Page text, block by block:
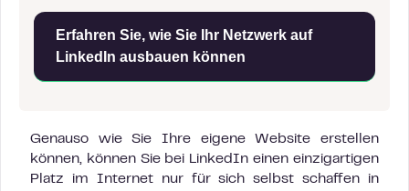
Erfahren Sie, wie Sie Ihr Netzwerk auf
LinkedIn ausbauen können
Genauso wie Sie Ihre eigene Website erstellen
können, können Sie bei LinkedIn einen einzigartigen
Platz im Internet nur für sich selbst schaffen in